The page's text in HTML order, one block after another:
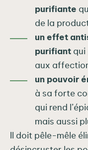
purifiante
de la
un effet
purifiant qui
aux
un pouvoir
à sa forte
qui rend
mais aussi
Il doit pêle-mêle